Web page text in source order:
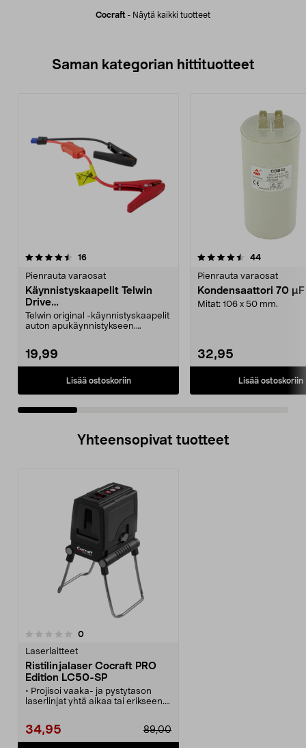
Cocraft - Näytä kaikki tuotteet
Saman kategorian hittituotteet
16arvostelut
Pienrauta varaosat
Käynnistyskaapelit Telwin
Drive
Mini/9000/13000/1250/150
0/1750, EC5
Telwin original -käynnistyskaapelit
auton apukäynnistykseen.
19,99
Lisää ostoskoriin
4.5 viidestä
44arvostelut
Pienrauta varaosat
Kondensaattori 70
Mitat: 106 x 50 mm.
32,95
Lisää ostoskoriin
4.5 viidestä
Yhteensopivat tuotteet
0arvostelut
Laserlaitteet
Ristilinjalaser Cocraft PRO
Edition LC50-SP
• Projisoi vaaka- ja pystytason
laserlinjat yhtä aikaa tai erikseen.
• Itsetasauksen voi poistaa
käytöstä halutun kulman
89,00
34,95